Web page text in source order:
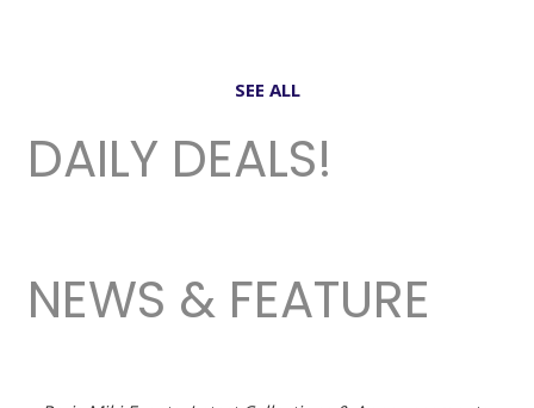
SEE ALL
DAILY DEALS!
NEWS & FEATURE